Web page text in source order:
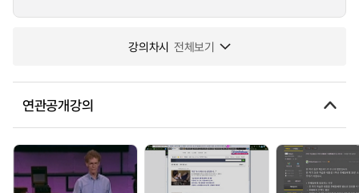
강의차시 전체보기
연관공개강의